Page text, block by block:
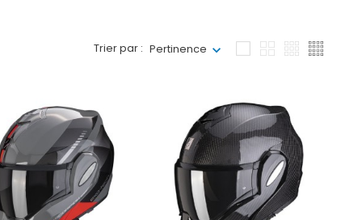
Trier par : Pertinence